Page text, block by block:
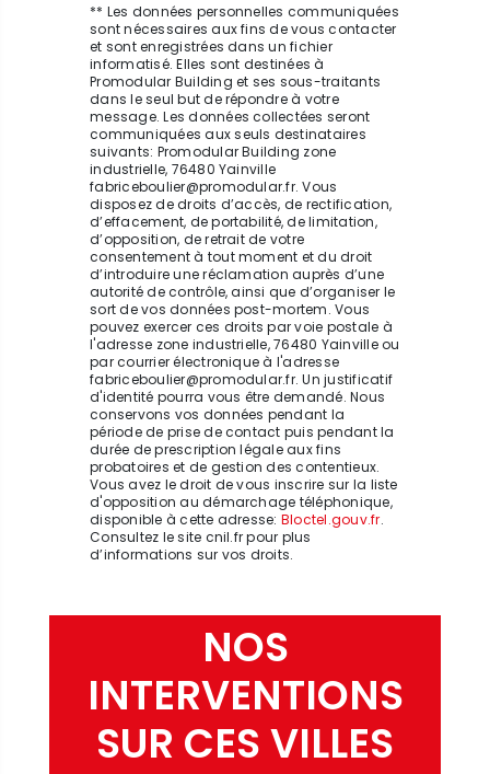
** Les données personnelles communiquées
sont nécessaires aux fins de vous contacter
et sont enregistrées dans un fichier
informatisé. Elles sont destinées à
Promodular Building et ses sous-traitants
dans le seul but de répondre à votre
message. Les données collectées seront
communiquées aux seuls destinataires
suivants: Promodular Building zone
industrielle, 76480 Yainville
fabriceboulier@promodular.fr. Vous
disposez de droits d’accès, de rectification,
d’effacement, de portabilité, de limitation,
d’opposition, de retrait de votre
consentement à tout moment et du droit
d’introduire une réclamation auprès d’une
autorité de contrôle, ainsi que d’organiser le
sort de vos données post-mortem. Vous
pouvez exercer ces droits par voie postale à
l'adresse zone industrielle, 76480 Yainville ou
par courrier électronique à l'adresse
fabriceboulier@promodular.fr. Un justificatif
d'identité pourra vous être demandé. Nous
conservons vos données pendant la
période de prise de contact puis pendant la
durée de prescription légale aux fins
probatoires et de gestion des contentieux.
Vous avez le droit de vous inscrire sur la liste
d'opposition au démarchage téléphonique,
disponible à cette adresse: Bloctel.gouv.fr.
Consultez le site cnil.fr pour plus
d’informations sur vos droits.
NOS
INTERVENTIONS
SUR CES VILLES